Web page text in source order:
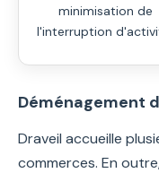
minimisation de
l'interruption
Déménagement
Draveil accueille
commerces. En